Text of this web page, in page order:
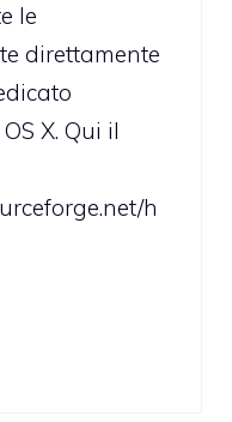
le
direttamente
X. Qui il
h